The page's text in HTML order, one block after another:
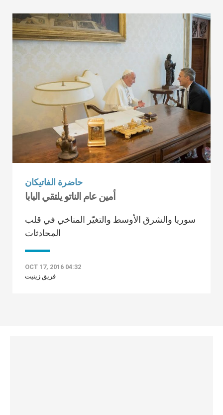
حاضرة الفاتيكان
أمين عام الناتو يلتقي البابا
سوريا والشرق الأوسط والتغيّر المناخي في قلب
المحادثات
OCT 17, 2016 04:32
فريق زينيت